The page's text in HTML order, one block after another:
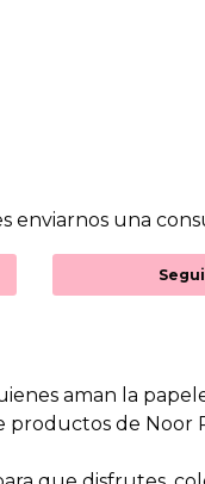
enviarnos una
aman la
productos de Noor